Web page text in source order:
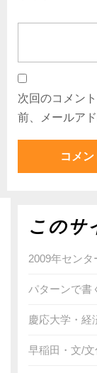
次回のコメン
前、メールア
このサ
2009年セン
パターンで書
慶応大学・経
早稲田・文/